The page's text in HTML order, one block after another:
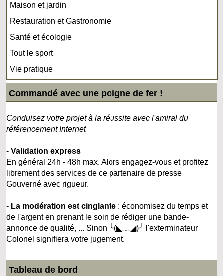
Maison et jardin
Restauration et Gastronomie
Santé et écologie
Tout le sport
Vie pratique
Commandé avec une poigne de fer !
Conduisez votre projet à la réussite avec l'amiral du
référencement Internet
-Validation express
En général 24h - 48h max. Alors engagez-vous et profitez
librement des services de ce partenaire de presse
Gouverné avec rigueur.
- La modération est cinglante : économisez du temps et
de l'argent en prenant le soin de rédiger une bande-
annonce de qualité, ... Sinon ╰(◣﹏◢)╯ l'exterminateur
Colonel signifiera votre jugement.
Tableau de bord